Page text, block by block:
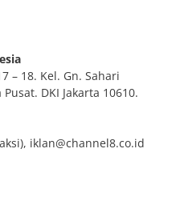
– 18. Kel. Gn. Sahari
DKI Jakarta 10610.
iklan@channel8.co.id